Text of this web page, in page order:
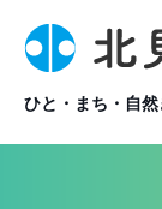
ひと・まち・自